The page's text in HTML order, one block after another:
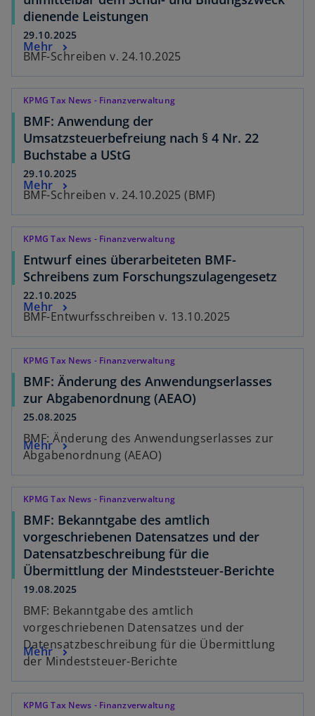
dienende Leistungen
29.10.2025
BMF-Schreiben v. 24.10.2025
Mehr
KPMG Tax News - Finanzverwaltung
BMF: Anwendung der
Umsatzsteuerbefreiung nach § 4 Nr. 22
Buchstabe a UStG
29.10.2025
BMF-Schreiben v. 24.10.2025 (BMF)
Mehr
KPMG Tax News - Finanzverwaltung
Entwurf eines überarbeiteten BMF-
Schreibens zum Forschungszulagengesetz
22.10.2025
BMF-Entwurfsschreiben v. 13.10.2025
Mehr
KPMG Tax News - Finanzverwaltung
BMF: Änderung des Anwendungserlasses
zur Abgabenordnung (AEAO)
25.08.2025
BMF: Änderung des Anwendungserlasses zur
Abgabenordnung (AEAO)
Mehr
KPMG Tax News - Finanzverwaltung
BMF: Bekanntgabe des amtlich
vorgeschriebenen Datensatzes und der
Datensatzbeschreibung für die
Übermittlung der Mindeststeuer-Berichte
19.08.2025
BMF: Bekanntgabe des amtlich
vorgeschriebenen Datensatzes und der
Datensatzbeschreibung für die Übermittlung
der Mindeststeuer-Berichte
Mehr
KPMG Tax News - Finanzverwaltung